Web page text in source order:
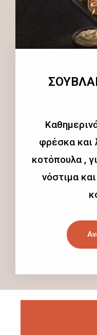
φρέσκα και
κοτόπουλα ,
νόστιμα